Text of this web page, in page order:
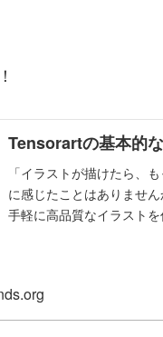
Tensorartの基本的
「イラストが描けたら、
に感じたことはありませ
手軽に高品質なイラスト